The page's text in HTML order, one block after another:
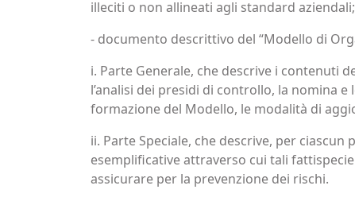
illeciti o non allineati agli standard aziendali;
- documento descrittivo del “Modello di
i. Parte Generale, che descrive i contenuti
l’analisi dei presidi di controllo, la nomina
formazione del Modello, le modalità di
ii. Parte Speciale, che descrive, per
esemplificative attraverso cui tali
assicurare per la prevenzione dei rischi.